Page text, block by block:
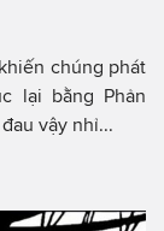
chúng phát
lại bằng Phản
vậy nhỉ...